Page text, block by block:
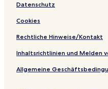
Datenschutz
Cookies
Rechtliche Hinweise/Kontakt
Inhaltsrichtlinien und Melden
Allgemeine